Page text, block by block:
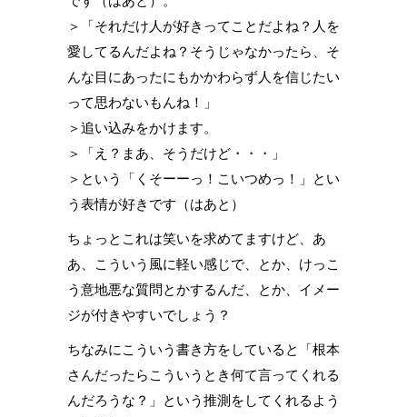
＞「それだけ人が好きってことだよね？人を
愛してるんだよね？そうじゃなかったら、そ
んな目にあったにもかかわらず人を信じたい
って思わないもんね！」
＞追い込みをかけます。
＞「え？まあ、そうだけど・・・」
＞という「くそーーっ！こいつめっ！」とい
う表情が好きです（はあと）
ちょっとこれは笑いを求めてますけど、あ
あ、こういう風に軽い感じで、とか、けっこ
う意地悪な質問とかするんだ、とか、イメー
ジが付きやすいでしょう？
ちなみにこういう書き方をしていると「根本
さんだったらこういうとき何て言ってくれる
んだろうな？」という推測をしてくれるよう